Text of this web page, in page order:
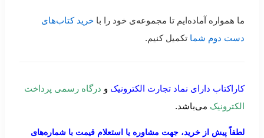
ما همواره آماده‌ایم تا مجموعه‌ی خود را با خرید کتاب‌های
دست دوم شما تکمیل کنیم.
کاراکتاب دارای نماد تجارت الکترونیک و درگاه رسمی پرداخت
الکترونیک می‌باشد.
لطفاً پیش از خرید، جهت مشاوره یا استعلام قیمت با شماره‌های